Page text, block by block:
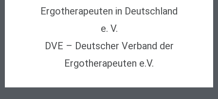
Ergotherapeuten in Deutschland
e. V.
DVE – Deutscher Verband der
Ergotherapeuten e.V.